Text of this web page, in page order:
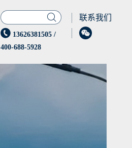
 联系我们
 13626381505 /
400-688-5928
